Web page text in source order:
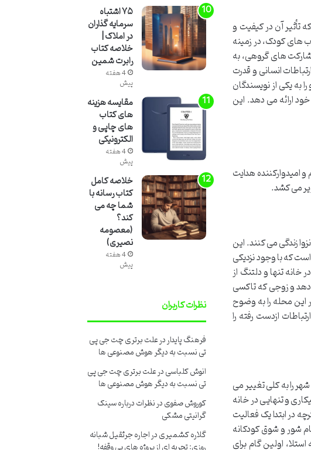
تأثیر آن در کیفیت و
های کودک، در زمینه
های گروهی، به
انسانی و قدرت
به یکی از نویسندگان
ارائه می دهد. این
امیدوارکننده هدایت
می کشد.
زندگی می کنند. این
است که با وجود نزدیکی
تنها و دلتنگ از
و زوجی که تاکسی
محله را به وضوح
ازدست رفته را
را به کلی تغییر می
و تنهایی در خانه
در ابتدا یک فعالیت
شور و شوق کودکانه
اولین گام برای
۷۵ اشتباه
سرمایه گذاران
در املاک |
خلاصه کتاب
رابرت شمین
4 هفته
پیش
مقایسه هزینه
های کتاب
های چاپی و
الکترونیکی
4 هفته
پیش
خلاصه کامل
کتاب رسانه با
شما چه می
کند؟
(معصومه
نصیری)
4 هفته
پیش
نظرات کاربران
فرهنگ پایداردرعلت برتری چت جی پی
تی نسبت به دیگر هوش مصنوعی ها
انوش کلباسیدرعلت برتری چت جی پی
تی نسبت به دیگر هوش مصنوعی ها
کوروش صفویدرنظرات درباره سینک
گرانیتی مشکی
گلاره کشمیریدراجاره جرثقیل شبانه